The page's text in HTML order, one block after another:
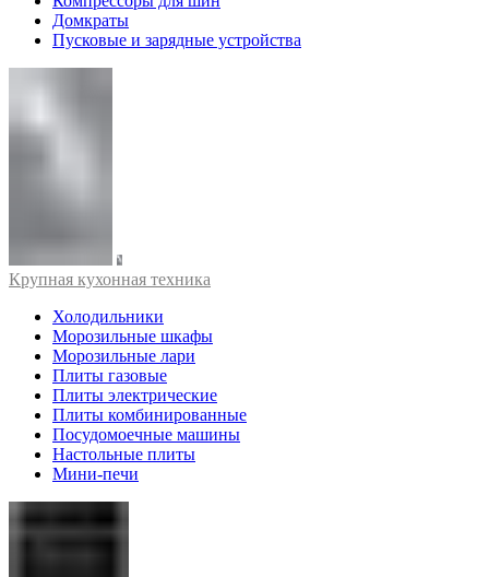
Домкраты
Пусковые и зарядные устройства
Крупная кухонная техника
Холодильники
Морозильные шкафы
Морозильные лари
Плиты газовые
Плиты электрические
Плиты комбинированные
Посудомоечные машины
Настольные плиты
Мини-печи